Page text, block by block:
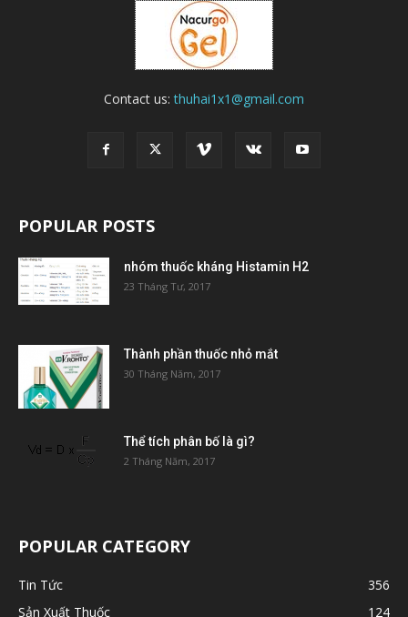
Contact us:thuhai1x1@gmail.com
POPULAR POSTS
nhóm thuốc kháng Histamin H2
23 Tháng Tư, 2017
Thành phần thuốc nhỏ mắt
30 Tháng Năm, 2017
Thể tích phân bố là gì?
2 Tháng Năm, 2017
POPULAR CATEGORY
Tin Tức
356
Sản Xuất Thuốc
124